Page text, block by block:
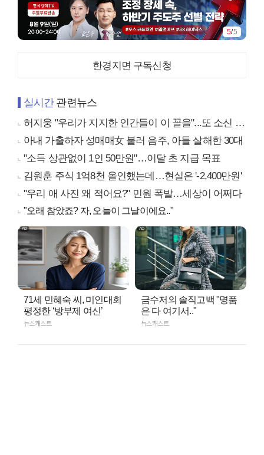
5/5
한경지면 구독신청
실시간관련뉴스
허지웅 "우리가 지지한 인간들이 이 꼴을"...또 소신 발언
아내 가출하자 성매매女 불러 음주, 아들 살해한 30대
"소득 상관없이 1인 50만원"…이달 초 지급 목표
김원훈 주식 1억8천 올인했는데…현실은 '-2,400만원'
"우리 애 사진 왜 적어요?" 민원 폭발…세상이 어쩌다
"오래 참았죠? 자, 오늘이 그날이에요.."
71세 민혜숙 씨, 미인대회
평정한 ‘방부제 여신’
뉴스캐스트
금수저의 솔직고백 "명품
은 다 여기서.."
뉴스캐스트